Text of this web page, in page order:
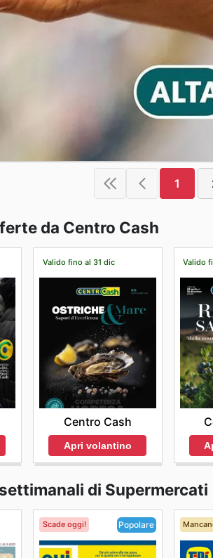
1
da Centro Cash
Valido fino al 31 dic
Centro Cash
Apri volantino
Valido
di Supermercati
Scade oggi! Popolare